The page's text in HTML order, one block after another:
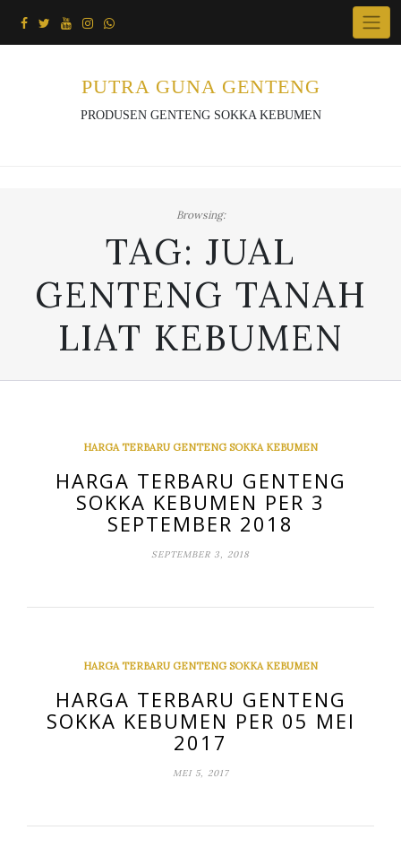
PUTRA GUNA GENTENG
PRODUSEN GENTENG SOKKA KEBUMEN
Browsing:
TAG: JUAL
GENTENG TANAH
LIAT KEBUMEN
HARGA TERBARU GENTENG SOKKA KEBUMEN
HARGA TERBARU GENTENG
SOKKA KEBUMEN PER 3
SEPTEMBER 2018
SEPTEMBER 3, 2018
HARGA TERBARU GENTENG SOKKA KEBUMEN
HARGA TERBARU GENTENG
SOKKA KEBUMEN PER 05 MEI
2017
MEI 5, 2017